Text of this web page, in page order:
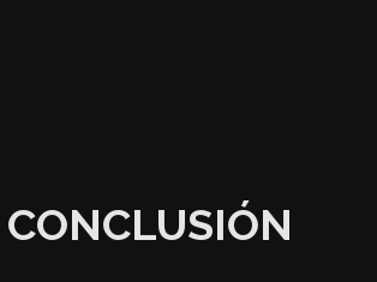
CONCLUSIÓN